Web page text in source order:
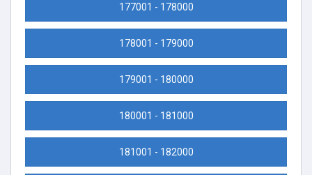
177001 - 178000
178001 - 179000
179001 - 180000
180001 - 181000
181001 - 182000